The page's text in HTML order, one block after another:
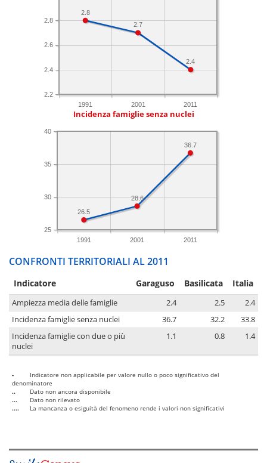
1991 2001 2011
2.2
2.4
2.6
2.8
2.4
2.7
2.8
Incidenza famiglie senza nuclei
1991 2001 2011
25
30
35
40
36.7
28.6
26.5
CONFRONTI TERRITORIALI AL 2011
Indicatore Garaguso Basilicata Italia
Ampiezza media delle famiglie 2.4 2.5
2.4
Incidenza famiglie senza nuclei
36.7 32.2
33.8
Incidenza famiglie con due o più
nuclei
1.1 0.8 1.4
-
Indicatore non applicabile per valore nullo o poco significativo del
denominatore
..
Dato non ancora disponibile
...
Dato non rilevato
....
La mancanza o esiguità del fenomeno rende i valori non significativi